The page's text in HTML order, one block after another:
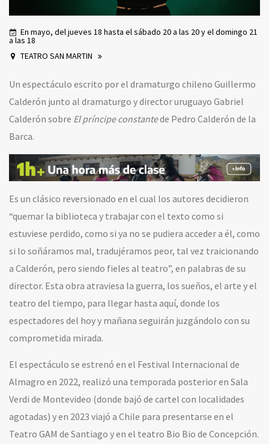
En mayo, del jueves 18 hasta el sábado 20 a las 20 y el domingo 21
a las 18
TEATRO SAN MARTIN
Un espectáculo escrito por el dramaturgo chileno Guillermo
Calderón junto al dramaturgo y director uruguayo Gabriel
Calderón sobre El príncipe constantede Pedro Calderón de la
Barca.
Es un clásico reversionado en el cual los autores decidieron
“quemar la biblioteca y trabajar con el texto como si
estuviese perdido, como si ya no se pudiera acceder a él, como
si lo soñáramos mal, tradujéramos peor, tal vez traicionando
a Calderón, pero siendo fieles al teatro”, en palabras de su
director. Esta obra atraviesa la guerra, los sueños, el arte y el
teatro del tiempo, para llegar hasta aquí, donde los
espectadores del hoy y mañana seguirán juzgándolo con su
comprometida mirada.
El espectáculo se estrenó en el Festival Internacional de
Almagro en 2022, realizó una temporada posterior en Sala
Verdi de Montevideo (donde bajó de cartel con localidades
agotadas) y en 2023 viajó a Chile para presentarse en el
Teatro GAM de Santiago y en el teatro Bio Bio de Concepción.